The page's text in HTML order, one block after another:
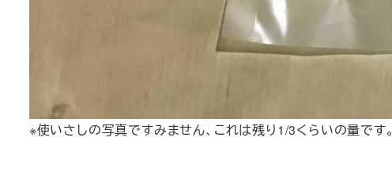
※使いさしの写真ですみません、これは残り1/3くらいの量です。